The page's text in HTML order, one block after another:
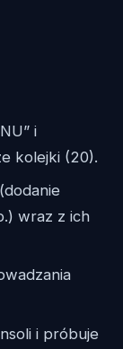
i
kolejki (20).
wraz z ich
i próbuje